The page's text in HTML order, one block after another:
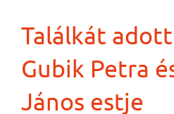
Találkát adott
Gubik Petra
János estje